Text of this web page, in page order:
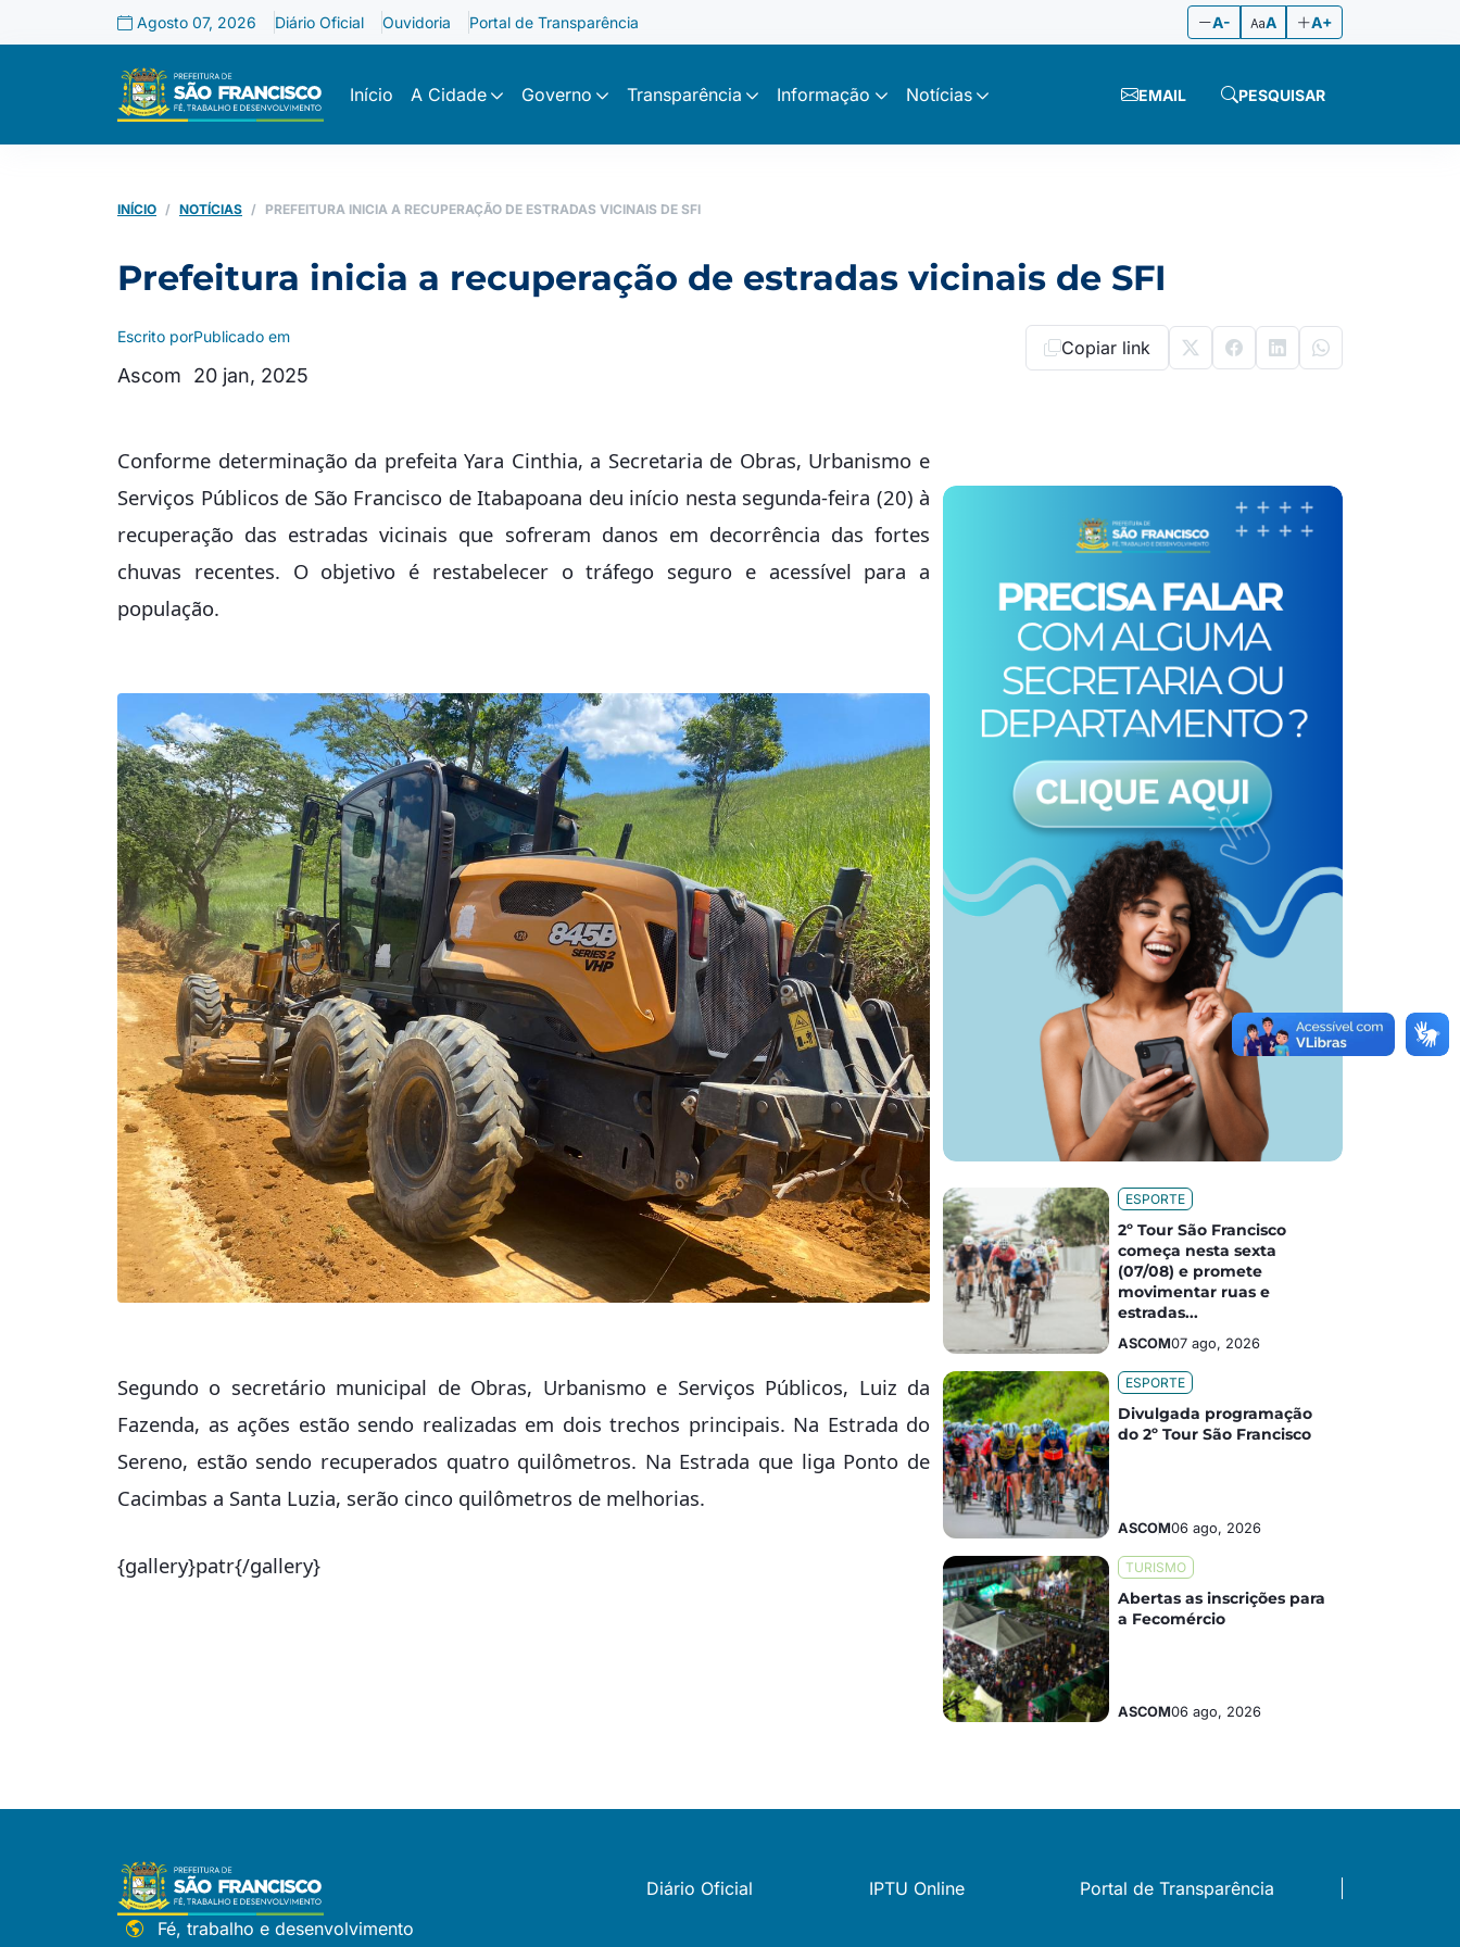
Agosto 07, 2026 Diário Oficial Ouvidoria Portal de Transparência A- A A+
Início A Cidade Governo Transparência Informação Notícias EMAIL PESQUISAR
INÍCIO NOTÍCIAS PREFEITURA INICIA A RECUPERAÇÃO DE ESTRADAS VICINAIS DE SFI
Prefeitura inicia a recuperação de estradas vicinais de SFI
Escrito por
Ascom
Publicado em
20 jan, 2025
Copiar link
Conforme determinação da prefeita Yara Cinthia, a Secretaria de Obras, Urbanismo e
Serviços Públicos de São Francisco de Itabapoana deu início nesta segunda-feira (20) à
recuperação das estradas vicinais que sofreram danos em decorrência das fortes
chuvas recentes. O objetivo é restabelecer o tráfego seguro e acessível para a
população.
Segundo o secretário municipal de Obras, Urbanismo e Serviços Públicos, Luiz da
Fazenda, as ações estão sendo realizadas em dois trechos principais. Na Estrada do
Sereno, estão sendo recuperados quatro quilômetros. Na Estrada que liga Ponto de
Cacimbas a Santa Luzia, serão cinco quilômetros de melhorias.
{gallery}patr{/gallery}
ESPORTE
2º Tour São Francisco
começa nesta sexta
(07/08) e promete
movimentar ruas e
estradas...
ASCOM07 ago, 2026
ESPORTE
Divulgada programação
do 2º Tour São Francisco
ASCOM06 ago, 2026
TURISMO
Abertas as inscrições para
a Fecomércio
ASCOM06 ago, 2026
Diário Oficial IPTU Online
Portal de Transparência
Fé, trabalho e desenvolvimento